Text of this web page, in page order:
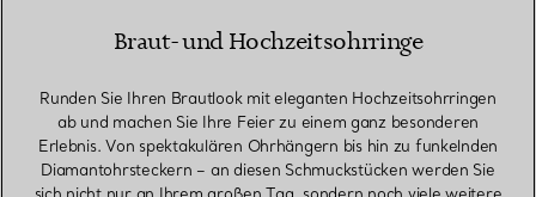
Braut- und Hochzeitsohrringe
Runden Sie Ihren Brautlook mit eleganten Hochzeitsohrringen
ab und machen Sie Ihre Feier zu einem ganz besonderen
Erlebnis. Von spektakulären Ohrhängern bis hin zu funkelnden
Diamantohrsteckern – an diesen Schmuckstücken werden Sie